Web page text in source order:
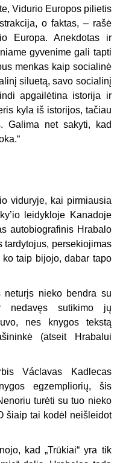
Vidurio Europos pilietis
o faktas, – rašė
Europa. Anekdotas ir
gyvenime gali tapti
menkas kaip socialinė
siluetą, savo socialinį
apgailėtina istorija ir
kyla iš istorijos, tačiau
Galima net sakyti, kad
viduryje, kai pirmiausia
leidykloje Kanadoje
autobiografinis Hrabalo
tardytojus, persekiojimas
taip bijojo, dabar tapo
neturįs nieko bendra su
nedavęs sutikimo jų
nes knygos tekstą
(atseit Hrabalui
Václavas Kadlecas
egzempliorių, šis
turėti su tuo nieko
šiaip tai kodėl neišleidot
kad „Trūkiai“ yra tik